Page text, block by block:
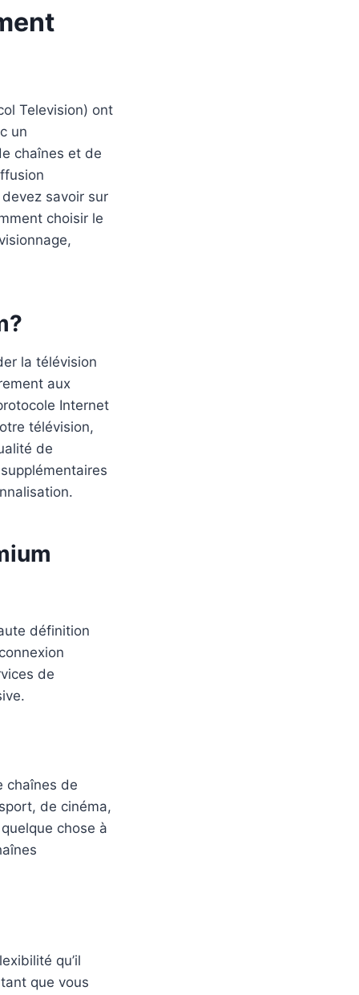
Television) ont
un
chaînes et de
savoir sur
choisir le
la télévision
aux
Internet
télévision,
de
définition
de
chaînes de
de cinéma,
chose à
qu’il
que vous